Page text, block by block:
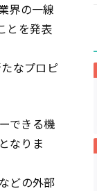
界の一線
とを発表
なプロピ
できる機
なりま
どの外部